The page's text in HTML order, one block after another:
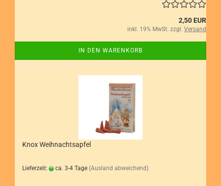
2,50 EUR
inkl. 19% MwSt. zzgl. Versand
IN DEN WARENKORB
Knox Weihnachtsapfel
Lieferzeit: ca. 3-4 Tage (Ausland abweichend)